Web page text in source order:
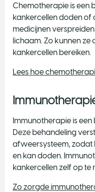
Chemotherapie is een
kankercellen doden of
medicijnen
lichaam. Zo kunnen ze
kankercellen bereiken.
Lees hoe
Immunotherapie is
Deze behandeling
afweersysteem, zodat
en kan doden.
kankercellen zelf op te
Zo zorgde